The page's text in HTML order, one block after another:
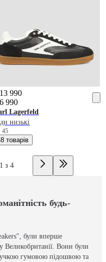
990
990
Lagerfeld
низькі
45
товарів
з 4
будь-
були вперше
Великобританії. Вони були
гумовою підошвою та